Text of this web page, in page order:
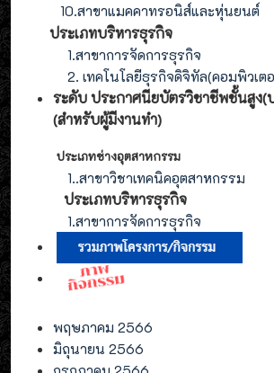
10.สาขาแมคคาทรอนิส์และหุ่นยนต์
ประเภทบริหารธุรกิจ
1.สาขาการจัดการธุรกิจ
2. เทคโนโลยีธุรกิจดิจิทัล(คอมพิวเต
ระดับ ประกาศนียบัตรวิชาชีพชั้นสูง(
(สำหรับผู้มีงานทำ)
ประเภทช่างอุตสาหกรรม
1..สาขาวิชาเทคนิคอุตสาหกรรม
ประเภทบริหารธุรกิจ
1.สาขาการจัดการธุรกิจ
พฤษภาคม 2566
มิถุนายน 2566